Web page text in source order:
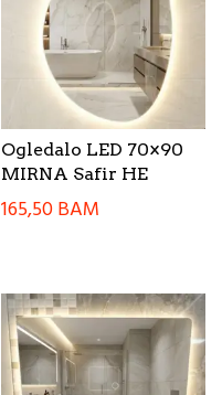
Ogledalo LED 70×90
MIRNA Safir HE
165,50BAM